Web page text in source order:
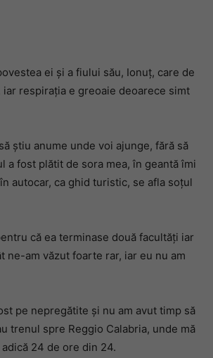
Italia
ei și a fiului său, Ionuț, care de
respirația e greoaie deoarece simt
știu anume unde voi ajunge, fără să
a fost plătit de sora mea, în geantă îmi
autocar, ca ghid turistic, se afla soțul
că ea terminase două facultăți iar
ne-am văzut foarte rar, iar eu nu am
pe nepregătite și nu am avut timp să
trenul spre Reggio Calabria, unde mă
24 de ore din 24.